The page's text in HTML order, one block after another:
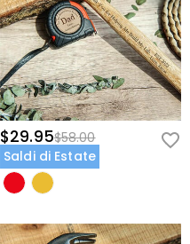
$29.95$58.00
Saldi di Estate